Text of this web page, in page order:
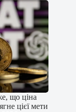
що ціна
цієї мети